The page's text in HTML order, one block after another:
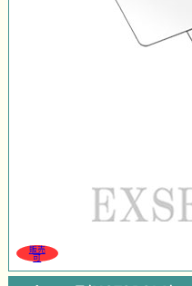
販売
可